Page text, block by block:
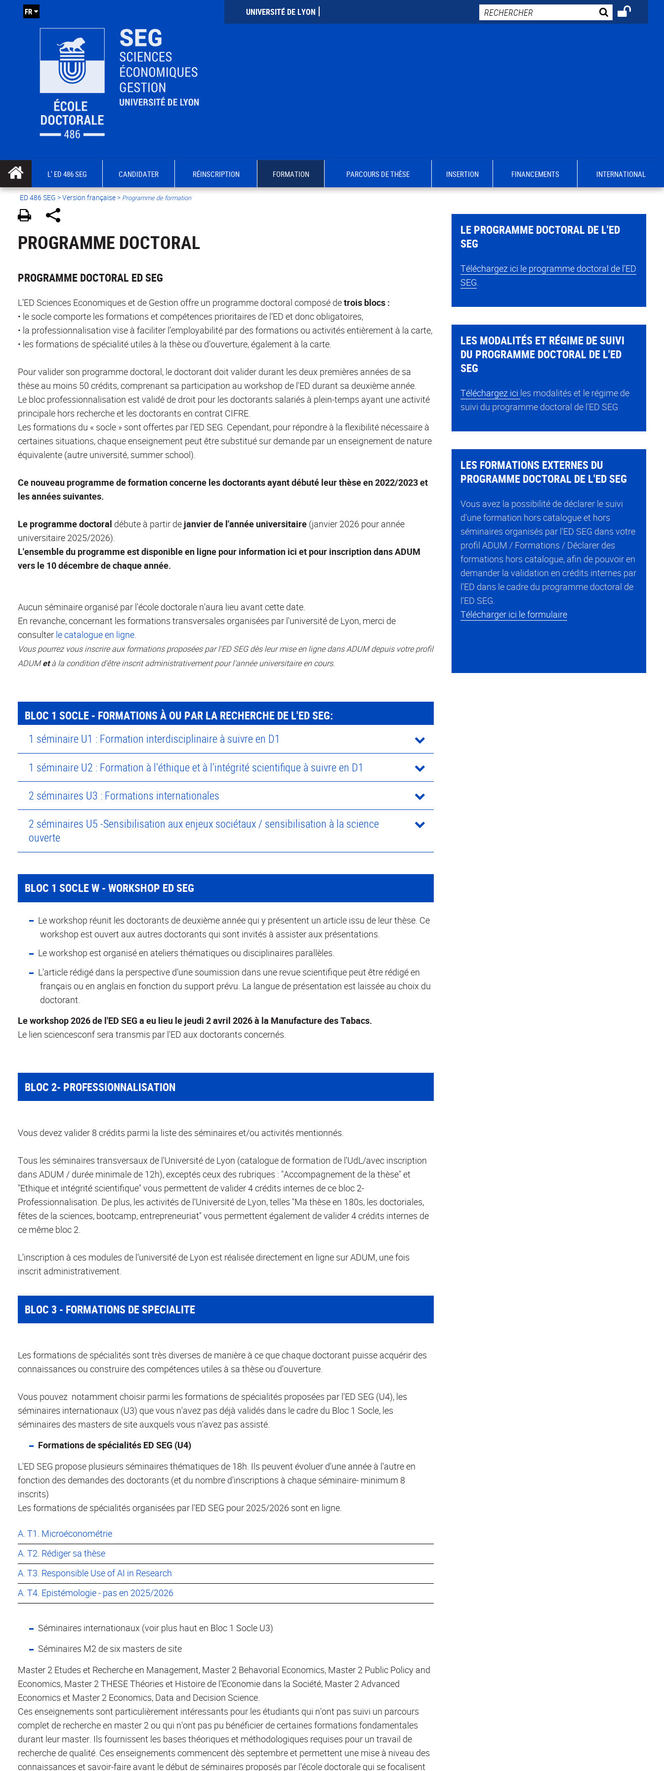
UNIVERSITÉ DE LYON
FR
L' ED 486 SEG CANDIDATER RÉINSCRIPTION FORMATION PARCOURS DE THÈSE INSERTION FINANCEMENTS INTERNATIONAL
ED 486 SEG >Version française> Programme de formation
PROGRAMME DOCTORAL
PROGRAMME DOCTORAL ED SEG
L’ED Sciences Economiques et de Gestion offre un programme doctoral composé detrois blocs :
• le socle comporte les formations et compétences prioritaires de l’ED et donc obligatoires,
• la professionnalisation vise à faciliter l’employabilité par des formations ou activités entièrement à la carte,
• les formations de spécialité utiles à la thèse ou d’ouverture, également à la carte.
Pour valider son programme doctoral, le doctorant doit valider durant les deux premières années de sa
thèse au moins 50 crédits, comprenant sa participation au workshop de l'ED durant sa deuxième année.
Le bloc professionnalisation est validé de droit pour les doctorants salariés à plein-temps ayant une activité
principale hors recherche et les doctorants en contrat CIFRE.
Les formations du « socle » sont offertes par l’ED SEG. Cependant, pour répondre à la flexibilité nécessaire à
certaines situations, chaque enseignement peut être substitué sur demande par un enseignement de nature
équivalente (autre université, summer school).
Ce nouveau programme de formation concerne les doctorants ayant débuté leur thèse en 2022/2023 et
les années suivantes.
Le programme doctoral débute à partir de janvier de l'année universitaire (janvier 2026 pour année
universitaire 2025/2026).
L'ensemble du programme est disponible en ligne pour information ici et pour inscription dans ADUM
vers le 10 décembre de chaque année.
Aucun séminaire organisé par l'école doctorale n'aura lieu avant cette date.
En revanche, concernant les formations transversales organisées par l'université de Lyon, merci de
consulter le catalogue en ligne.
Vous pourrez vous inscrire aux formations proposées par l'ED SEG dès leur mise en ligne dans ADUM depuis votre profil
ADUMetà la condition d'être inscrit administrativement pour l'année universitaire en cours.
BLOC 1 SOCLE - FORMATIONS À OU PAR LA RECHERCHE DE L'ED SEG:
1 séminaire U1 : Formation interdisciplinaire à suivre en D1
1 séminaire U2 : Formation à l'éthique et à l'intégrité scientifique à suivre en D1
2 séminaires U3 : Formations internationales
2 séminaires U5 -Sensibilisation aux enjeux sociétaux / sensibilisation à la science
ouverte
BLOC 1 SOCLE W - WORKSHOP ED SEG
Le workshop réunit les doctorants de deuxième année qui y présentent un article issu de leur thèse. Ce
workshop est ouvert aux autres doctorants qui sont invités à assister aux présentations.
Le workshop est organisé en ateliers thématiques ou disciplinaires parallèles.
L'article rédigé dans la perspective d’une soumission dans une revue scientifique peut être rédigé en
français ou en anglais en fonction du support prévu. La langue de présentation est laissée au choix du
doctorant.
Le workshop 2026 de l'ED SEG a eu lieu le jeudi 2 avril 2026 à la Manufacture des Tabacs.
Le lien sciencesconf sera transmis par l'ED aux doctorants concernés.
BLOC 2- PROFESSIONNALISATION
Vous devez valider 8 crédits parmi la liste des séminaires et/ou activités mentionnés.
Tous les séminaires transversaux de l'Université de Lyon (catalogue de formation de l'UdL/avec inscription
dans ADUM / durée minimale de 12h), exceptés ceux des rubriques : "Accompagnement de la thèse" et
"Ethique et intégrité scientifique" vous permettent de valider 4 crédits internes de ce bloc 2-
Professionnalisation. De plus, les activités de l'Université de Lyon, telles "Ma thèse en 180s, les doctoriales,
fêtes de la sciences, bootcamp, entrepreneuriat" vous permettent également de valider 4 crédits internes de
ce même bloc 2.
L’inscription à ces modules de l’université de Lyon est réalisée directement en ligne sur ADUM, une fois
inscrit administrativement.
BLOC 3 - FORMATIONS DE SPECIALITE
Les formations de spécialités sont très diverses de manière à ce que chaque doctorant puisse acquérir des
connaissances ou construire des compétences utiles à sa thèse ou d'ouverture.
Vous pouvez notamment choisir parmi les formations de spécialités proposées par l'ED SEG (U4), les
séminaires internationaux (U3) que vous n'avez pas déjà validés dans le cadre du Bloc 1 Socle, les
séminaires des masters de site auxquels vous n'avez pas assisté.
Formations de spécialités ED SEG (U4)
L'ED SEG propose plusieurs séminaires thématiques de 18h. Ils peuvent évoluer d'une année à l'autre en
fonction des demandes des doctorants (et du nombre d'inscriptions à chaque séminaire- minimum 8
inscrits)
Les formations de spécialités organisées par l'ED SEG pour 2025/2026 sont en ligne.
A. T1. Microéconométrie
A. T2. Rédiger sa thèse
A. T3. Responsible Use of AI in Research
A. T4. Epistémologie - pas en 2025/2026
Séminaires internationaux (voir plus haut en Bloc 1 Socle U3)
Séminaires M2 de six masters de site
Master 2 Etudes et Recherche en Management, Master 2 Behavorial Economics, Master 2 Public Policy and
Economics, Master 2 THESE Théories et Histoire de l’Economie dans la Société, Master 2 Advanced
Economics et Master 2 Economics, Data and Decision Science.
Ces enseignements sont particulièrement intéressants pour les étudiants qui n'ont pas suivi un parcours
complet de recherche en master 2 ou qui n'ont pas pu bénéficier de certaines formations fondamentales
durant leur master. Ils fournissent les bases théoriques et méthodologiques requises pour un travail de
recherche de qualité. Ces enseignements commencent dès septembre et permettent une mise à niveau des
connaissances et savoir-faire avant le début de séminaires proposés par l'école doctorale qui se focalisent
LE PROGRAMME DOCTORAL DE L'ED
SEG
Téléchargez ici le programme doctoral de l'ED
SEG.
LES MODALITÉS ET RÉGIME DE SUIVI
DU PROGRAMME DOCTORAL DE L'ED
SEG
Téléchargez ici les modalités et le régime de
suivi du programme doctoral de l'ED SEG
LES FORMATIONS EXTERNES DU
PROGRAMME DOCTORAL DE L'ED SEG
Vous avez la possibilité de déclarer le suivi
d'une formation hors catalogue et hors
séminaires organisés par l'ED SEG dans votre
profil ADUM / Formations / Déclarer des
formations hors catalogue, afin de pouvoir en
demander la validation en crédits internes par
l'ED dans le cadre du programme doctoral de
l'ED SEG.
Télécharger ici le formulaire